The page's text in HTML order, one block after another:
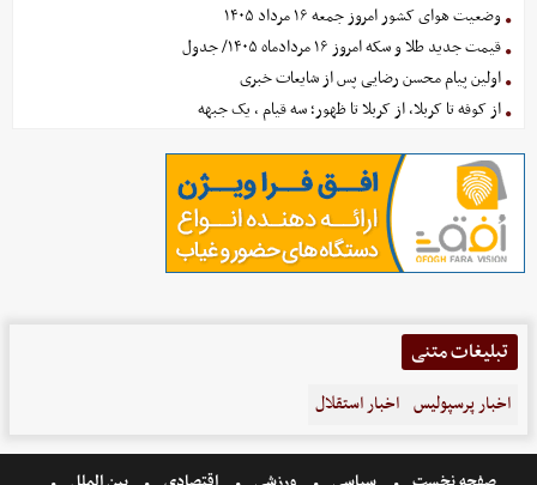
وضعیت هوای کشور امروز جمعه ۱۶ مرداد ۱۴۰۵
قیمت جدید طلا و سکه امروز ۱۶ مردادماه ۱۴۰۵/ جدول
اولین پیام محسن رضایی پس از شایعات خبری
از کوفه تا کربلا، از کربلا تا ظهور؛ سه قیام ، یک جبهه
تبلیغات متنی
اخبار پرسپولیس اخبار استقلال